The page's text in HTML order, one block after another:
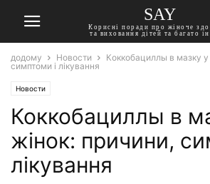
SAY
Корисні поради про жіноче
та виховання дітей та багато
додому Новости
Коккобациллы в мазку
симптоми і лікування
Новости
Коккобациллы в
жінок: причини,
лікування